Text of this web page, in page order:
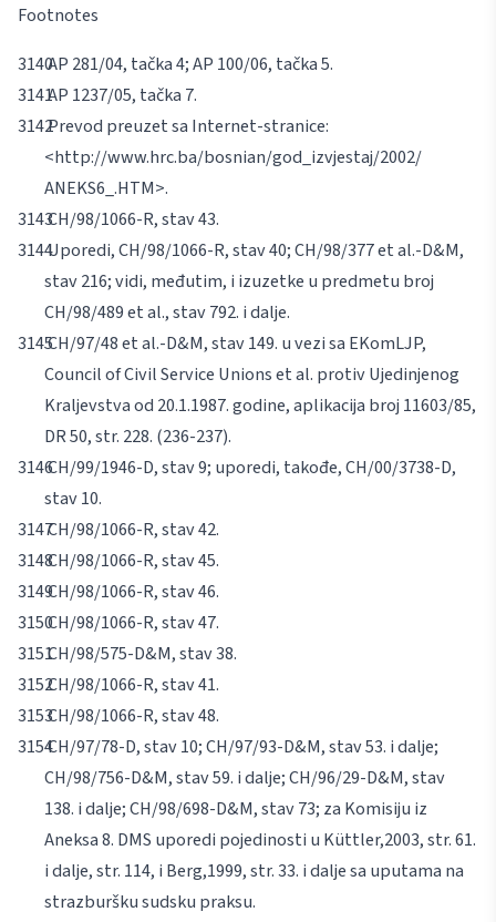
Footnotes
AP 281/04, tačka 4; AP 100/06, tačka 5.
AP 1237/05, tačka 7.
Prevod preuzet sa Internet-stranice:
<http://www.hrc.ba/bosnian/god_izvjestaj/2002/
ANEKS6_.HTM>.
CH/98/1066-R, stav 43.
Uporedi, CH/98/1066-R, stav 40; CH/98/377et al.-D&M,
stav 216; vidi, međutim, i izuzetke u predmetu broj
CH/98/489et al., stav 792. i dalje.
CH/97/48etal.-D&M, stav 149. u vezi sa EKomLJP,
Council of Civil Service Unionset al. protiv Ujedinjenog
Kraljevstva od 20.1.1987. godine, aplikacija broj 11603/85,
DR 50, str. 228. (236-237).
CH/99/1946-D, stav 9; uporedi, takođe, CH/00/3738-D,
stav 10.
CH/98/1066-R, stav 42.
CH/98/1066-R, stav 45.
CH/98/1066-R, stav 46.
CH/98/1066-R, stav 47.
CH/98/575-D&M, stav 38.
CH/98/1066-R, stav 41.
CH/98/1066-R, stav 48.
CH/97/78-D, stav 10; CH/97/93-D&M, stav 53. i dalje;
CH/98/756-D&M, stav 59. i dalje; CH/96/29-D&M, stav
138. i dalje; CH/98/698-D&M, stav 73; za Komisiju iz
Aneksa 8. DMS uporedi pojedinosti u Küttler,2003, str. 61.
i dalje, str. 114, i Berg,1999, str. 33. i dalje sa uputama na
strazburšku sudsku praksu.